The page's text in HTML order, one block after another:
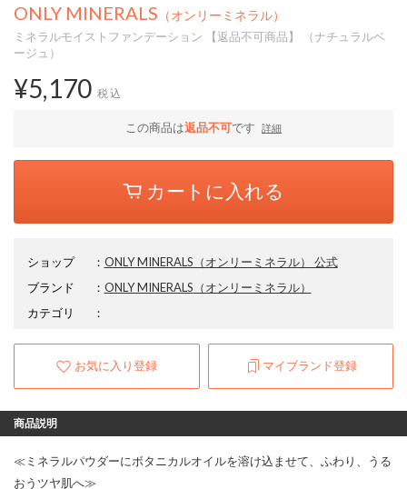
ONLY MINERALS （オンリーミネラル）
ミネラルモイストファンデーション 【返品不可商品】 （ナチュラルベ
ージュ）
¥5,170 税込
この商品は返品不可です 詳細
カートに入れる
ショップ ： ONLY MINERALS（オンリーミネラル） 公式
ブランド
： ONLY MINERALS （オンリーミネラル）
カテゴリ
：
お気に入り登録 マイブランド登録
商品説明
≪ミネラルパウダーにボタニカルオイルを溶け込ませて、ふわり、うる
おうツヤ肌へ≫